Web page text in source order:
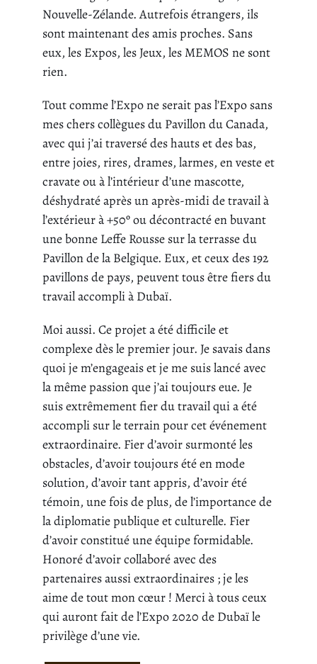
Nouvelle-Zélande. Autrefois étrangers, ils
sont maintenant des amis proches. Sans
eux, les Expos, les Jeux, les MEMOS ne sont
rien.
Tout comme l’Expo ne serait pas l’Expo sans
mes chers collègues du Pavillon du Canada,
avec qui j’ai traversé des hauts et des bas,
entre joies, rires, drames, larmes, en veste et
cravate ou à l’intérieur d’une mascotte,
déshydraté après un après-midi de travail à
l’extérieur à +50º ou décontracté en buvant
une bonne Leffe Rousse sur la terrasse du
Pavillon de la Belgique. Eux, et ceux des 192
pavillons de pays, peuvent tous être fiers du
travail accompli à Dubaï.
Moi aussi. Ce projet a été difficile et
complexe dès le premier jour. Je savais dans
quoi je m’engageais et je me suis lancé avec
la même passion que j’ai toujours eue. Je
suis extrêmement fier du travail qui a été
accompli sur le terrain pour cet événement
extraordinaire. Fier d’avoir surmonté les
obstacles, d’avoir toujours été en mode
solution, d’avoir tant appris, d’avoir été
témoin, une fois de plus, de l’importance de
la diplomatie publique et culturelle. Fier
d’avoir constitué une équipe formidable.
Honoré d’avoir collaboré avec des
partenaires aussi extraordinaires ; je les
aime de tout mon cœur ! Merci à tous ceux
qui auront fait de l’Expo 2020 de Dubaï le
privilège d’une vie.